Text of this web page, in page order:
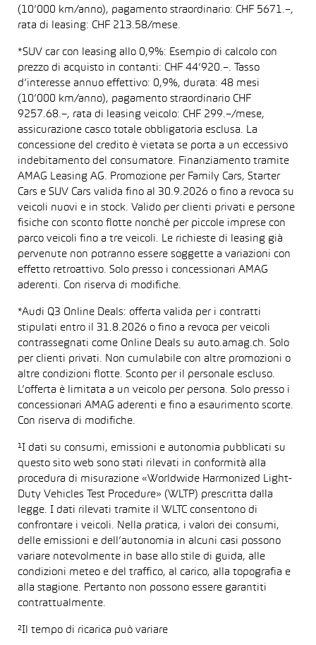
(10’000 km/anno), pagamento straordinario: CHF 5671.–,
rata di leasing: CHF 213.58/mese.
*SUV car con leasing allo 0,9%: Esempio di calcolo con
prezzo di acquisto in contanti: CHF 44’920.–. Tasso
d’interesse annuo effettivo: 0,9%, durata: 48 mesi
(10’000 km/anno), pagamento straordinario CHF
9257.68.–, rata di leasing veicolo: CHF 299.–/mese,
assicurazione casco totale obbligatoria esclusa. La
concessione del credito è vietata se porta a un eccessivo
indebitamento del consumatore. Finanziamento tramite
AMAG Leasing AG. Promozione per Family Cars, Starter
Cars e SUV Cars valida fino al 30.9.2026 o fino a revoca su
veicoli nuovi e in stock. Valido per clienti privati e persone
fisiche con sconto flotte nonché per piccole imprese con
parco veicoli fino a tre veicoli. Le richieste di leasing già
pervenute non potranno essere soggette a variazioni con
effetto retroattivo. Solo presso i concessionari AMAG
aderenti. Con riserva di modifiche.
*Audi Q3 Online Deals: offerta valida per i contratti
stipulati entro il 31.8.2026 o fino a revoca per veicoli
contrassegnati come Online Deals su auto.amag.ch. Solo
per clienti privati. Non cumulabile con altre promozioni o
altre condizioni flotte. Sconto per il personale escluso.
L’offerta è limitata a un veicolo per persona. Solo presso i
concessionari AMAG aderenti e fino a esaurimento scorte.
Con riserva di modifiche.
¹I dati su consumi, emissioni e autonomia pubblicati su
questo sito web sono stati rilevati in conformità alla
procedura di misurazione «Worldwide Harmonized Light-
Duty Vehicles Test Procedure» (WLTP) prescritta dalla
legge. I dati rilevati tramite il WLTC consentono di
confrontare i veicoli. Nella pratica, i valori dei consumi,
delle emissioni e dell’autonomia in alcuni casi possono
variare notevolmente in base allo stile di guida, alle
condizioni meteo e del traffico, al carico, alla topografia e
alla stagione. Pertanto non possono essere garantiti
contrattualmente.
²Il tempo di ricarica può variare